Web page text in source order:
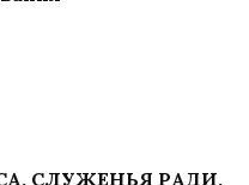
СЛУЖЕНЬЯ РАДИ.